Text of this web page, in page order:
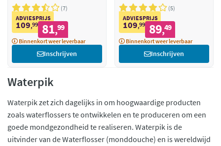
7
ADVIESPRIJS
109,99 81,99
Binnenkort weer leverbaar
Inschrijven
5
ADVIESPRIJS
109,99 89,49
Binnenkort weer leverbaar
Inschrijven
Waterpik
Waterpik zet zich dagelijks in om hoogwaardige producten
zoals waterflossers te ontwikkelen en te produceren om een
goede mondgezondheid te realiseren. Waterpik is de
uitvinder van de Waterflosser (monddouche) en is wereldwijd